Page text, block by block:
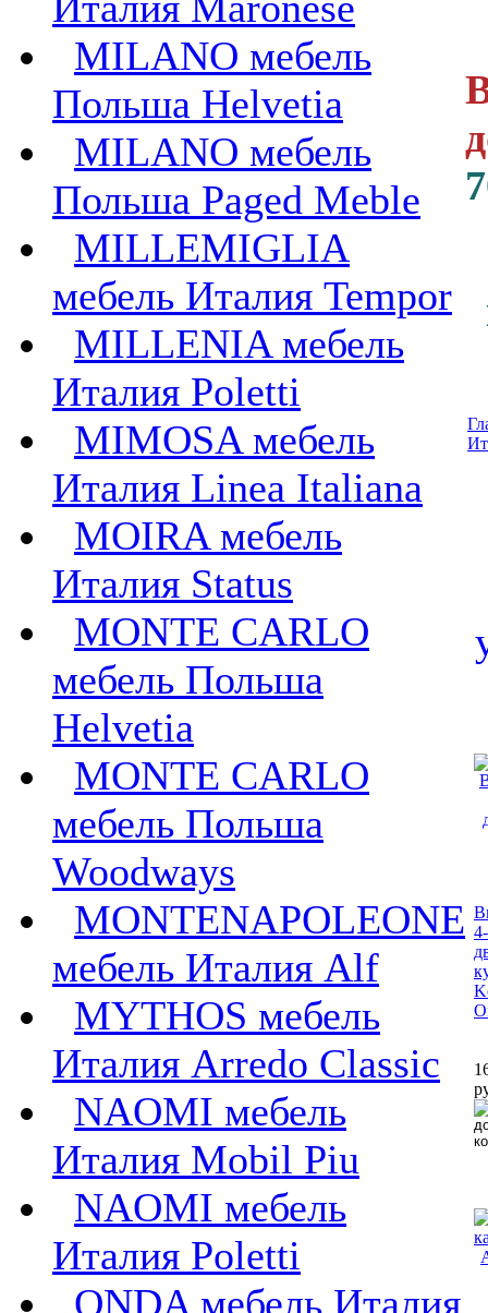
MILANO мебель
Польша Helvetia
MILANO мебель
Польша Paged Meble
MILLEMIGLIA
мебель Италия Tempor
MILLENIA мебель
Италия Poletti
MIMOSA мебель
Италия Linea Italiana
MOIRA мебель
Италия Status
MONTE CARLO
мебель Польша
Helvetia
MONTE CARLO
мебель Польша
Woodways
MONTENAPOLEONE
мебель Италия Alf
MYTHOS мебель
Италия Arredo Classic
NAOMI мебель
Италия Mobil Piu
NAOMI мебель
Италия Poletti
ONDA мебель Италия